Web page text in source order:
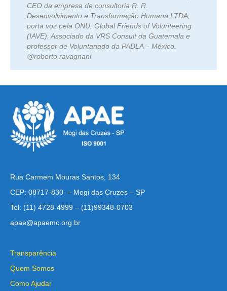
CEO da empresa de consultoria R. R.
Desenvolvimento e Transformação Humana LTDA,
porta voz pela ONU, Global Friends of Volunteering
(IAVE), Associado da VRS Consult da Guatemala e
professor de Voluntariado da PADLA – México.
@roberto.ravagnani
Rua Carmem Mouras Santos, 134
CEP: 08717-830 – Mogi das Cruzes – SP
Tel: (11) 4728-4999 – (11)99348-0703
apae@apaemc.org.br
Transparência
Quem Somos
Como Ajudar